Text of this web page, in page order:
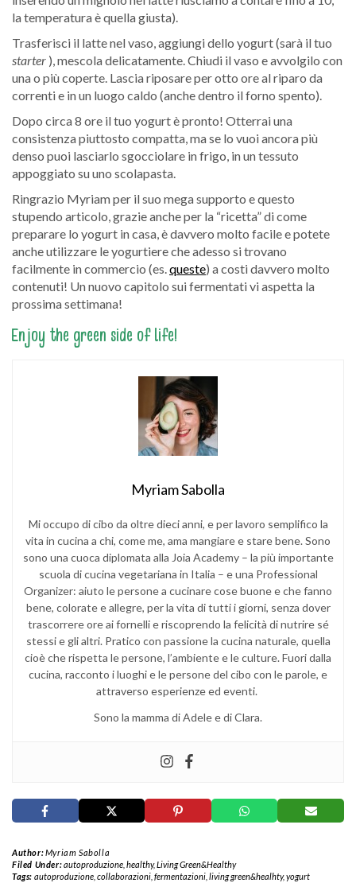
la temperatura è quella giusta).
Trasferisci il latte nel vaso, aggiungi dello yogurt (sarà il tuo
starter ), mescola delicatamente. Chiudi il vaso e avvolgilo con
una o più coperte. Lascia riposare per otto ore al riparo da
correnti e in un luogo caldo (anche dentro il forno spento).
Dopo circa 8 ore il tuo yogurt è pronto! Otterrai una
consistenza piuttosto compatta, ma se lo vuoi ancora più
denso puoi lasciarlo sgocciolare in frigo, in un tessuto
appoggiato su uno scolapasta.
Ringrazio Myriam per il suo mega supporto e questo
stupendo articolo, grazie anche per la “ricetta” di come
preparare lo yogurt in casa, è davvero molto facile e potete
anche utilizzare le yogurtiere che adesso si trovano
facilmente in commercio (es.queste) a costi davvero molto
contenuti! Un nuovo capitolo sui fermentati vi aspetta la
prossima settimana!
Enjoy the green side of life!
Myriam Sabolla
Mi occupo di cibo da oltre dieci anni, e per lavoro semplifico la
vita in cucina a chi, come me, ama mangiare e stare bene. Sono
sono una cuoca diplomata alla Joia Academy – la più importante
scuola di cucina vegetariana in Italia – e una Professional
Organizer: aiuto le persone a cucinare cose buone e che fanno
bene, colorate e allegre, per la vita di tutti i giorni, senza dover
trascorrere ore ai fornelli e riscoprendo la felicità di nutrire sé
stessi e gli altri. Pratico con passione la cucina naturale, quella
cioè che rispetta le persone, l’ambiente e le culture.Fuori dalla
cucina, racconto i luoghi e le persone del cibo con le parole, e
attraverso esperienze ed eventi.
Sono la mamma di Adele e di Clara.
Author:Myriam Sabolla
Filed Under:autoproduzione, healthy,Living Green&Healthy
Tags: autoproduzione, collaborazioni, fermentazioni, living green&healhty,yogurt